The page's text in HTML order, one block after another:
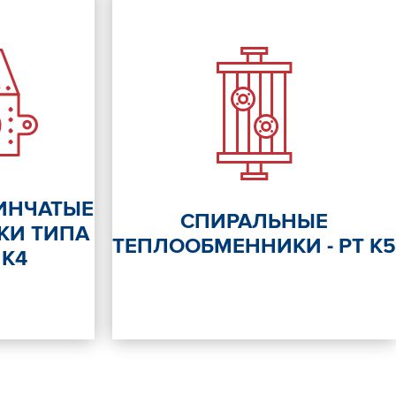
ТИПА
СПИРАЛЬНЫЕ
ТЕПЛООБМЕННИКИ - РТ К5